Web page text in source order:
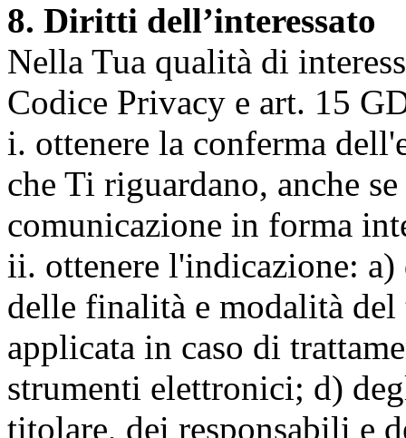
8. Diritti dell’interessato
Nella Tua qualità di
Codice Privacy e art. 15
i. ottenere la conferma
che Ti riguardano, anche
comunicazione in forma
ii. ottenere l'indicazione:
delle finalità e modalità
applicata in caso di
strumenti elettronici; d)
titolare, dei responsabili e